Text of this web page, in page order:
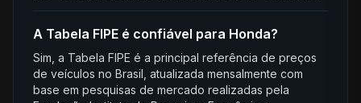
A Tabela FIPE é confiável para Honda?
Sim, a Tabela FIPE é a principal referência de preços
de veículos no Brasil, atualizada mensalmente com
base em pesquisas de mercado realizadas pela